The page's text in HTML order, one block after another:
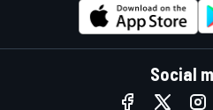
Social